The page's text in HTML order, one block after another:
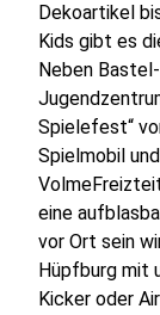
Dekoartikel
Kids gibt es
Neben
Spielefest“
Spielmobil
eine
vor Ort sein
Hüpfburg mit
Kicker oder